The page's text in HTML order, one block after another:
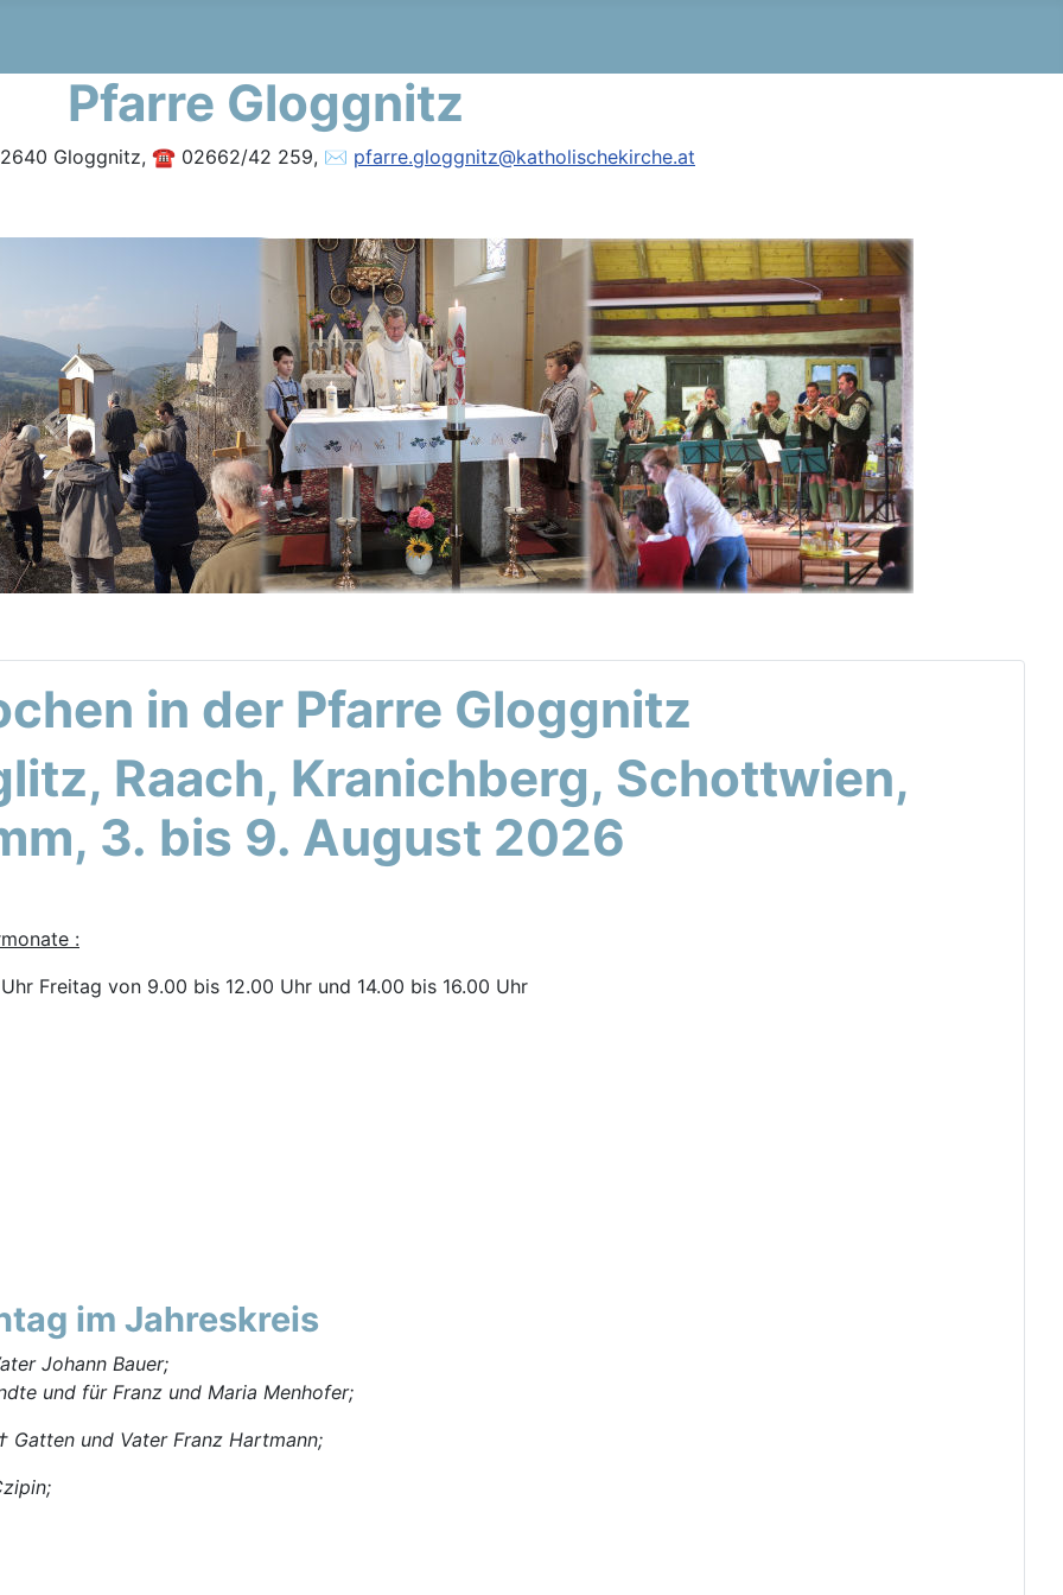
Pfarre Gloggnitz
2640 Gloggnitz, ☎ 02662/42 259, ✉ pfarre.gloggnitz@katholischekirche.at
in der Pfarre Gloggnitz
Raach, Kranichberg, Schottwien,
3. bis 9. August 2026
:
Freitag von 9.00 bis 12.00 Uhr und 14.00 bis 16.00 Uhr
im Jahreskreis
Johann Bauer;
für Franz und Maria Menhofer;
Gatten und Vater Franz Hartmann;